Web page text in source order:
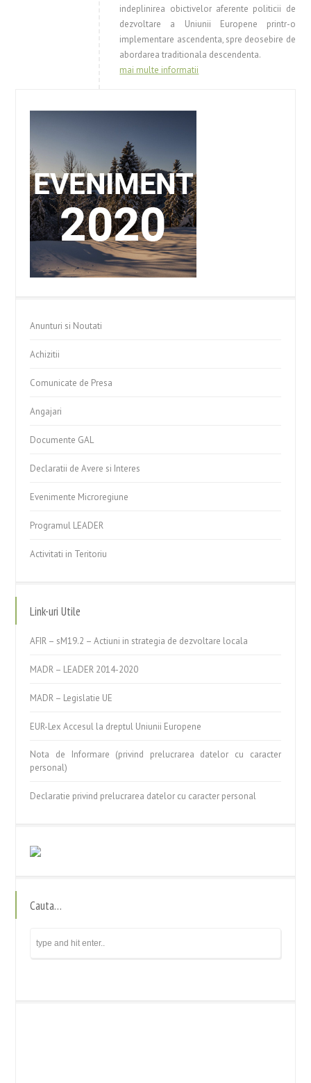
indeplinirea obictivelor aferente politicii de
dezvoltare a Uniunii Europene printr-o
implementare ascendenta, spre deosebire de
abordarea traditionala descendenta.
mai multe informatii
Anunturi si Noutati
Achizitii
Comunicate de Presa
Angajari
Documente GAL
Declaratii de Avere si Interes
Evenimente Microregiune
Programul LEADER
Activitati in Teritoriu
Link-uri Utile
AFIR – sM19.2 – Actiuni in strategia de dezvoltare locala
MADR – LEADER 2014-2020
MADR – Legislatie UE
EUR-Lex Accesul la dreptul Uniunii Europene
Nota de Informare (privind prelucrarea datelor cu caracter
personal)
Declaratie privind prelucrarea datelor cu caracter personal
Cauta…